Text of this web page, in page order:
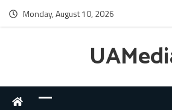
Monday, August 10, 2026